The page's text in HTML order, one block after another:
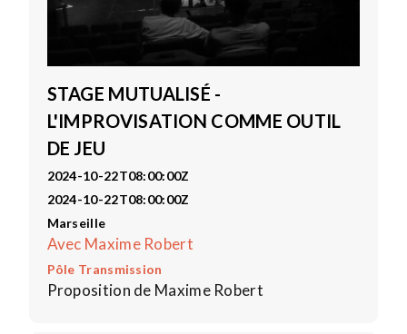
STAGE MUTUALISÉ -
L'IMPROVISATION COMME OUTIL
DE JEU
2024-10-22T08:00:00Z
2024-10-22T08:00:00Z
Marseille
Avec Maxime Robert
Pôle Transmission
Proposition de Maxime Robert